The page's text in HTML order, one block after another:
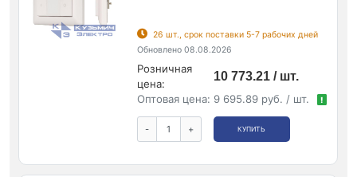
26 шт., срок поставки 5-7 рабочих дней
Обновлено 08.08.2026
Розничная
цена:
10 773.21 / шт.
Оптовая цена: 9 695.89 руб. / шт. !
- + КУПИТЬ